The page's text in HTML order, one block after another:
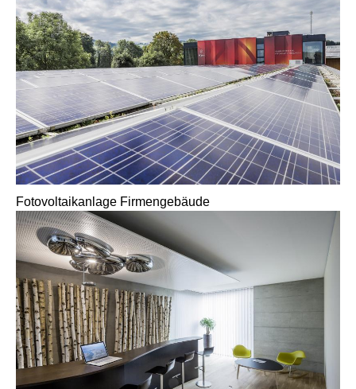
Fotovoltaikanlage Firmengebäude